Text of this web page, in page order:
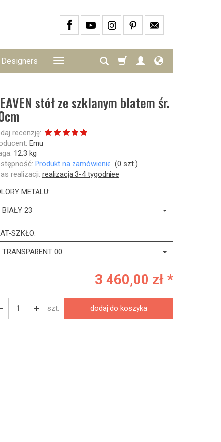
Designers
stół ze szklanym blatem śr.
recenzję:
Emu
12.3 kg
Produkt na zamówienie (0 szt.)
realizacji: realizacja 3-4 tygodniee
METALU:
BIAŁY 23
SZKŁO:
TRANSPARENT 00
3 460,00 zł *
szt. dodaj do koszyka